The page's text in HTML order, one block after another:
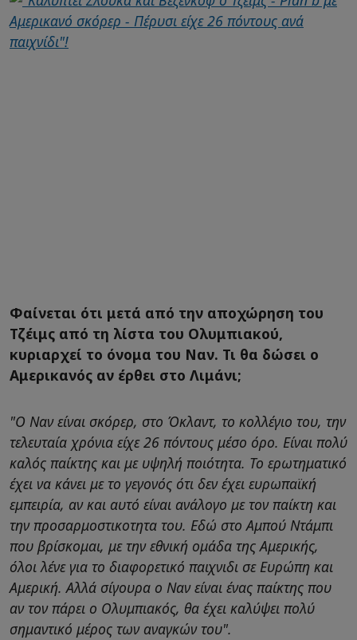
Φαίνεται ότι μετά από την αποχώρηση του
Τζέιμς από τη λίστα του Ολυμπιακού,
κυριαρχεί το όνομα του Ναν. Τι θα δώσει ο
Αμερικανός αν έρθει στο Λιμάνι;
"Ο Ναν είναι σκόρερ, στο Όκλαντ, το κολλέγιο του, την
τελευταία χρόνια είχε 26 πόντους μέσο όρο. Είναι πολύ
καλός παίκτης και με υψηλή ποιότητα. Το ερωτηματικό
έχει να κάνει με το γεγονός ότι δεν έχει ευρωπαϊκή
εμπειρία, αν και αυτό είναι ανάλογο με τον παίκτη και
την προσαρμοστικοτητα του. Εδώ στο Αμπού Ντάμπι
που βρίσκομαι, με την εθνική ομάδα της Αμερικής,
όλοι λένε για το διαφορετικό παιχνιδι σε Ευρώπη και
Αμερική. Αλλά σίγουρα ο Ναν είναι ένας παίκτης που
αν τον πάρει ο Ολυμπιακός, θα έχει καλύψει πολύ
σημαντικό μέρος των αναγκών του".